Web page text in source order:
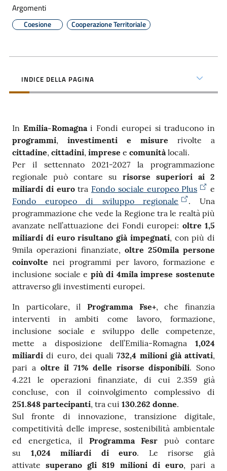
Seguici
su
Argomenti
Coesione Cooperazione Territoriale
INDICE DELLA PAGINA
In Emilia-Romagnai Fondi europei si traducono in
programmi, investimenti e misure rivolte a
cittadine, cittadini, imprese e comunitàlocali.
Per il settennato 2021-2027 la programmazione
regionale può contare su risorse superiori ai 2
miliardi di eurotra Fondo sociale europeo Plus
e
Fondo europeo di sviluppo regionale
. Una
programmazione che vede la Regione tra le realtà più
avanzate nell’attuazione dei Fondi europei: oltre 1,5
miliardi di euro risultano già impegnati, con più di
9mila operazioni finanziate, oltre 250mila persone
coinvolte nei programmi per lavoro, formazione e
inclusione sociale e più di 4mila imprese sostenute
attraverso gli investimenti europei.
In particolare, il Programma Fse+, che finanzia
interventi in ambiti come lavoro, formazione,
inclusione sociale e sviluppo delle competenze,
mette a disposizione dell’Emilia-Romagna 1,024
miliardi di euro, dei quali732,4 milioni già attivati,
pari a oltre il 71% delle risorse disponibili. Sono
4.221 le operazioni finanziate, di cui 2.359 già
concluse, con il coinvolgimento complessivo di
251.848 partecipanti, tra cui 130.262 donne.
Sul fronte di innovazione, transizione digitale,
competitività delle imprese, sostenibilità ambientale
ed energetica, il Programma Fesr può contare
su 1,024 miliardi di euro. Le risorse già
attivatesuperano gli 819 milioni di euro, pari a